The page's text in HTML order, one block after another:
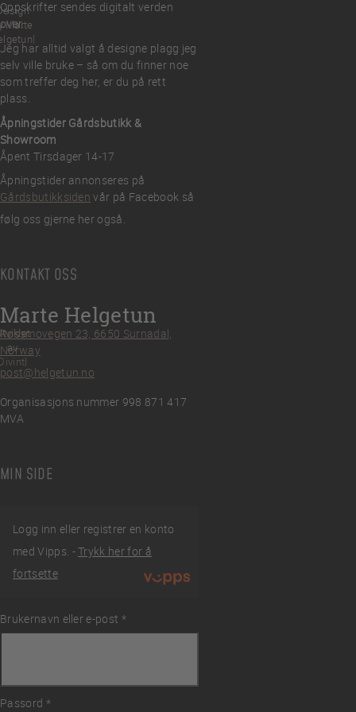
Oppskrifter sendes digitalt verden
over.
Jeg har alltid valgt å designe plagg jeg
selv ville bruke – så om du finner noe
som treffer deg her, er du på rett
plass.
Åpningstider Gårdsbutikk &
Showroom
Åpent Tirsdager 14-17
Åpningstider annonseres på
Gårdsbutikksiden vår på Facebook så
følg oss gjerne her også.
KONTAKT OSS
Marte Helgetun
Røssmovegen 23, 6650 Surnadal,
Norway
post@helgetun.no
Organisasjons nummer 998 871 417
MVA
MIN SIDE
Logg inn eller registrer en konto
med Vipps. -Trykk her for å
fortsette
Brukernavn eller e-post *
Påkrevd
Passord *
Påkrevd
Marte
av